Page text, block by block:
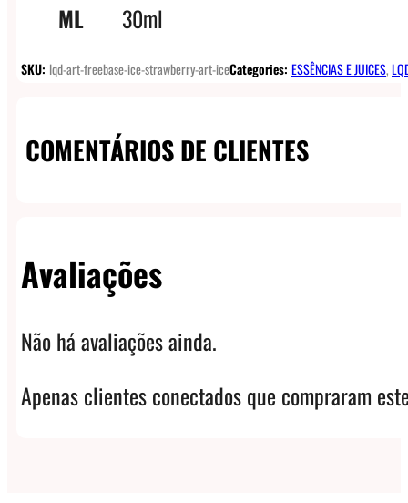
ML 30ml
SKU: lqd-art-freebase-ice-strawberry-art-iceCategories: ESSÊNCIAS E JUICES,
COMENTÁRIOS DE CLIENTES
Avaliações
Não há avaliações ainda.
Apenas clientes conectados que compraram